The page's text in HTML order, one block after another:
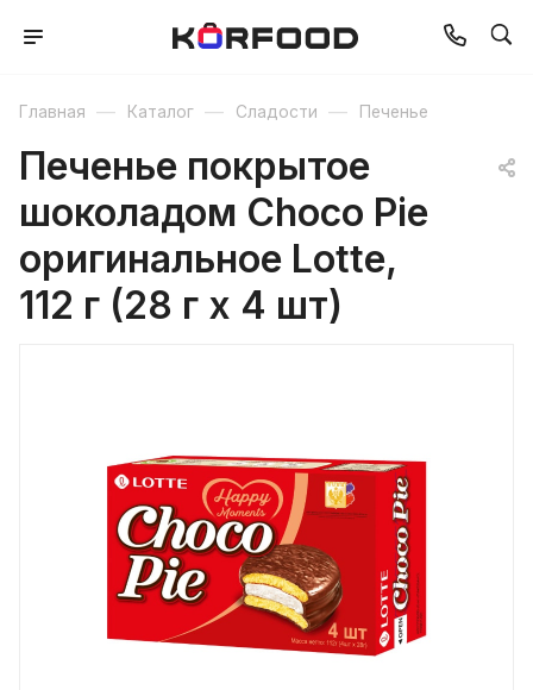
Главная — Каталог — Сладости — Печенье
Печенье покрытое
шоколадом Choco Pie
оригинальное Lotte,
112 г (28 г х 4 шт)